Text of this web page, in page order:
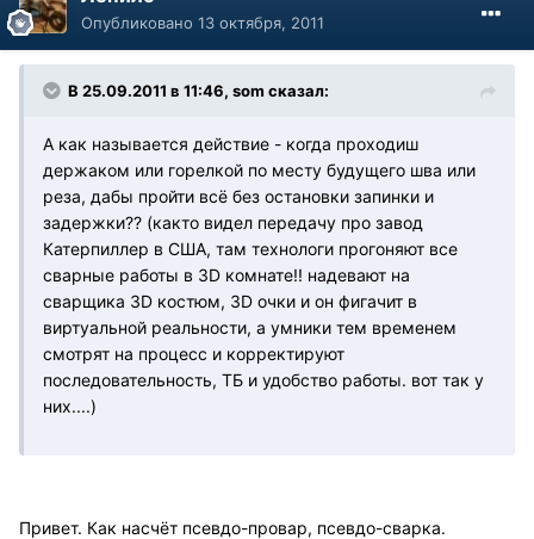
Опубликовано 13 октября, 2011
В 25.09.2011 в 11:46, som сказал:
А как называется действие - когда проходиш
держаком или горелкой по месту будущего шва или
реза, дабы пройти всё без остановки запинки и
задержки?? (както видел передачу про завод
Катерпиллер в США, там технологи прогоняют все
сварные работы в 3D комнате!! надевают на
сварщика 3D костюм, 3D очки и он фигачит в
виртуальной реальности, а умники тем временем
смотрят на процесс и корректируют
последовательность, ТБ и удобство работы. вот так у
них....)
Привет. Как насчёт псевдо-провар, псевдо-сварка.